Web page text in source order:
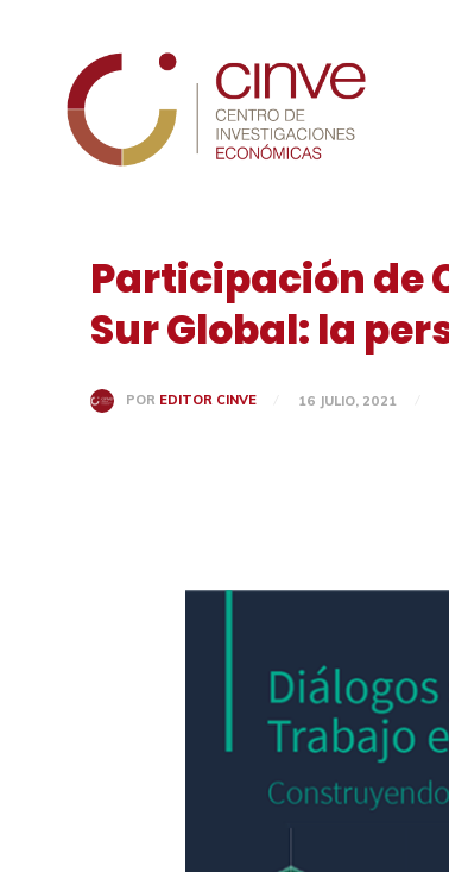
Participación de
Sur Global: la
POR EDITOR CINVE 16 JULIO, 2021